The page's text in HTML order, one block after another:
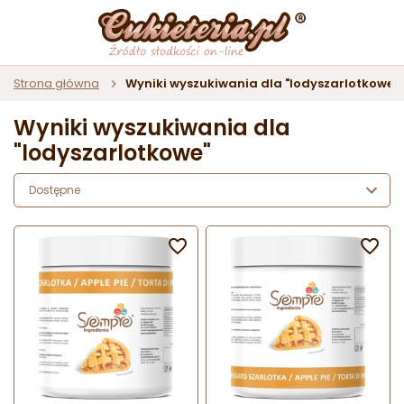
Strona główna Wyniki wyszukiwania dla "lodyszarlotkowe"
Wyniki wyszukiwania dla
"lodyszarlotkowe"
Dostępne
 